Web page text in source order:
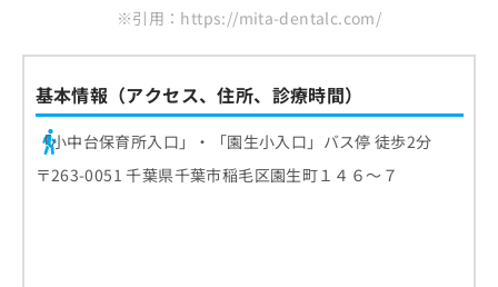
※引用：https://mita-dentalc.com/
基本情報（アクセス、住所、診療時間）
「小中台保育所入口」・「園生小入口」バス停 徒歩2分
〒263-0051 千葉県千葉市稲毛区園生町１４６～７